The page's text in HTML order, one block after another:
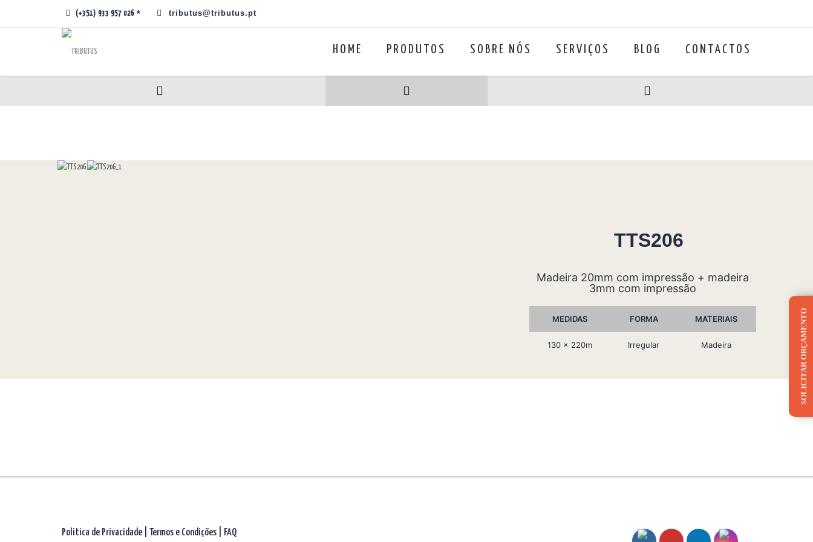
(+351) 933 957 026 * tributus@tributus.pt
HOME PRODUTOS SOBRE NÓS SERVIÇOS BLOG CONTACTOS
TTS206
Madeira 20mm com impressão + madeira
3mm com impressão
MEDIDAS FORMA MATERIAIS
130 x 220m Irregular Madeira
Politica de Privacidade Termos e Condições FAQ
SOLICITAR ORÇAMENTO